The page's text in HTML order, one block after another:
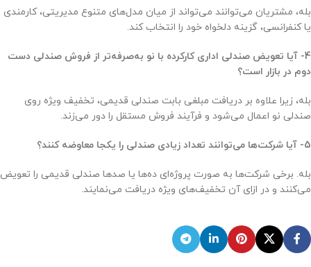
بله، مشتریان می‌توانند می‌تواند از میان مدل‌های متنوع مدیریتی، کارمندی
یا کنفرانسی، گزینه دلخواه خود را انتخاب کند.
4- آیا تعویض صندلی اداری کارکرده با نو به‌صرفه‌تر از فروش صندلی دست
دوم در بازار است؟
بله، زیرا علاوه بر دریافت مبلغی بابت صندلی قدیمی، تخفیف ویژه روی
صندلی نو اعمال می‌شود و فرآیند فروش مستقل را دور می‌زند.
5- آیا شرکت‌ها می‌توانند تعداد زیادی صندلی را یکجا معاوضه کنند؟
بله. برخی شرکت‌ها به صورت پروژه‌ای ده‌ها یا صدها صندلی قدیمی را تعویض
می‌کنند و در ازای آن تخفیف‌های ویژه دریافت می‌نمایند.